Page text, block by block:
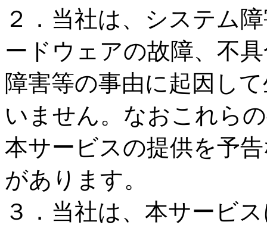
２．当社は、システム
ードウェアの故障、不
障害等の事由に起因し
いません。なおこれら
本サービスの提供を予
があります。
３．当社は、本サービ